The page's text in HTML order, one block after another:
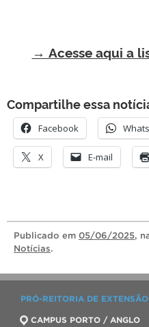
→ Acesse aqui a
Compartilhe essa
Facebook
X E-mail
Publicado em 05/06/2025,
Notícias.
PRÓ-REITORIA DE
CAMPUS PORTO / ANGLO